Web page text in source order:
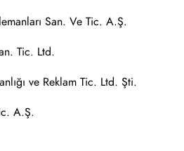
San. Ve Tic. A.Ş.
Tic. Ltd.
ve Reklam Tic. Ltd. Şti.
A.Ş.